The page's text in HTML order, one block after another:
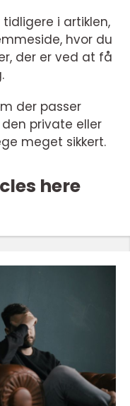
i artiklen,
hvor du
der er ved at få
der passer
private eller
meget sikkert.
here